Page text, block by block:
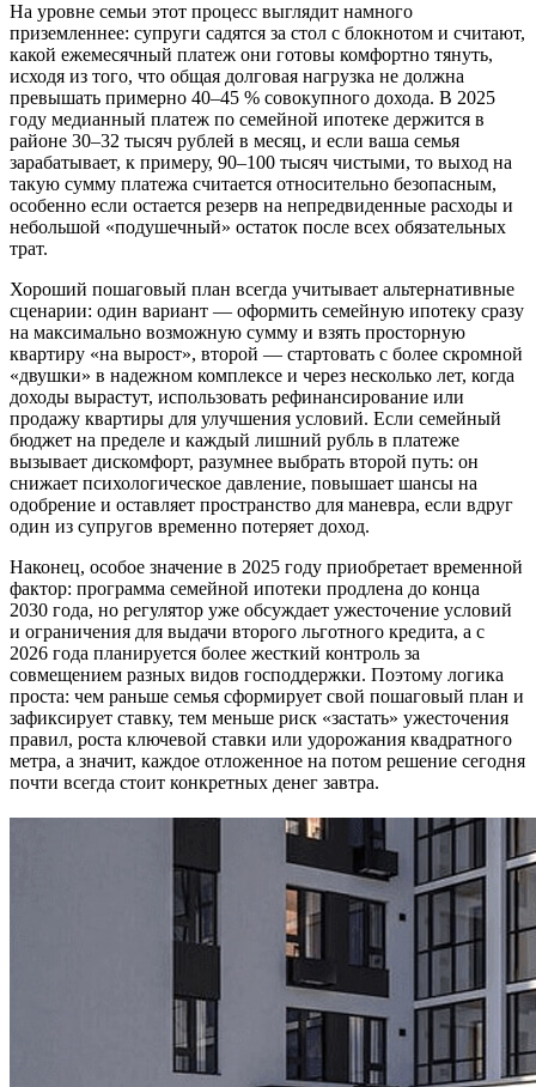
На уровне семьи этот процесс выглядит намного
приземленнее: супруги садятся за стол с блокнотом и считают,
какой ежемесячный платеж они готовы комфортно тянуть,
исходя из того, что общая долговая нагрузка не должна
превышать примерно 40–45 % совокупного дохода. В 2025
году медианный платеж по семейной ипотеке держится в
районе 30–32 тысяч рублей в месяц, и если ваша семья
зарабатывает, к примеру, 90–100 тысяч чистыми, то выход на
такую сумму платежа считается относительно безопасным,
особенно если остается резерв на непредвиденные расходы и
небольшой «подушечный» остаток после всех обязательных
трат.
Хороший пошаговый план всегда учитывает альтернативные
сценарии: один вариант — оформить семейную ипотеку сразу
на максимально возможную сумму и взять просторную
квартиру «на вырост», второй — стартовать с более скромной
«двушки» в надежном комплексе и через несколько лет, когда
доходы вырастут, использовать рефинансирование или
продажу квартиры для улучшения условий. Если семейный
бюджет на пределе и каждый лишний рубль в платеже
вызывает дискомфорт, разумнее выбрать второй путь: он
снижает психологическое давление, повышает шансы на
одобрение и оставляет пространство для маневра, если вдруг
один из супругов временно потеряет доход.
Наконец, особое значение в 2025 году приобретает временной
фактор: программа семейной ипотеки продлена до конца
2030 года, но регулятор уже обсуждает ужесточение условий
и ограничения для выдачи второго льготного кредита, а с
2026 года планируется более жесткий контроль за
совмещением разных видов господдержки. Поэтому логика
проста: чем раньше семья сформирует свой пошаговый план и
зафиксирует ставку, тем меньше риск «застать» ужесточения
правил, роста ключевой ставки или удорожания квадратного
метра, а значит, каждое отложенное на потом решение сегодня
почти всегда стоит конкретных денег завтра.